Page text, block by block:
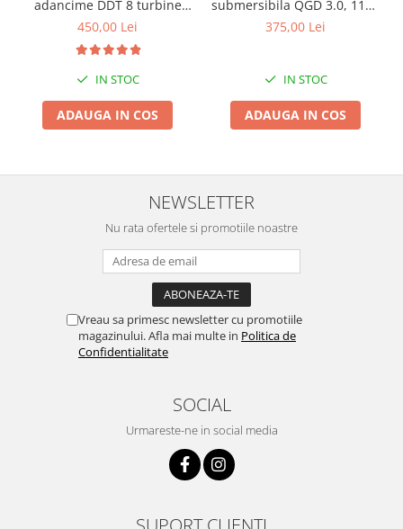
Chiuvete bucatarie compozit
Chiuvete inox
Coloane de dus
Scari
Tapet 3D Autoadeziv
incalzire
Echipamente pt incalzire
Paturi electrice cu incalzire
Umidificatoare
Ventilatoare
adancime DDT 8 turbine
4QJD2-8, 1500 W, 120 m
cablu
450,00 Lei
IN STOC
ADAUGA IN COS
submersibila QGD 3.0, 1100
W, 120 m inaltime, 3 mc/h,
375,00 Lei
IN STOC
ADAUGA IN COS
NEWSLETTER
Nu rata ofertele si promotiile noastre
Vreau sa primesc newsletter cu promotiile
magazinului. Afla mai multe in Politica de
Confidentialitate
SOCIAL
Urmareste-ne in social media